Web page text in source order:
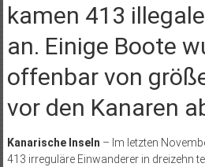
kamen 413
an. Einige Boote
offenbar von
vor den Kanaren
Kanarische Inseln – Im letzten
413 irreguläre Einwanderer in dreizehn